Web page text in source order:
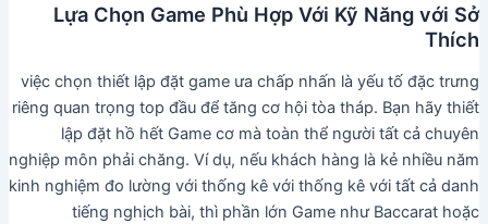
Lựa Chọn Game Phù Hợp Với Kỹ Năng với Sở
Thích
việc chọn thiết lập đặt game ưa chấp nhấn là yếu tố đặc trưng
riêng quan trọng top đầu để tăng cơ hội tòa tháp. Bạn hãy thiết
lập đặt hồ hết Game cơ mà toàn thể người tất cả chuyên
nghiệp môn phải chăng. Ví dụ, nếu khách hàng là kẻ nhiều năm
kinh nghiệm đo lường với thống kê với thống kê với tất cả danh
tiếng nghịch bài, thì phần lớn Game như Baccarat hoặc